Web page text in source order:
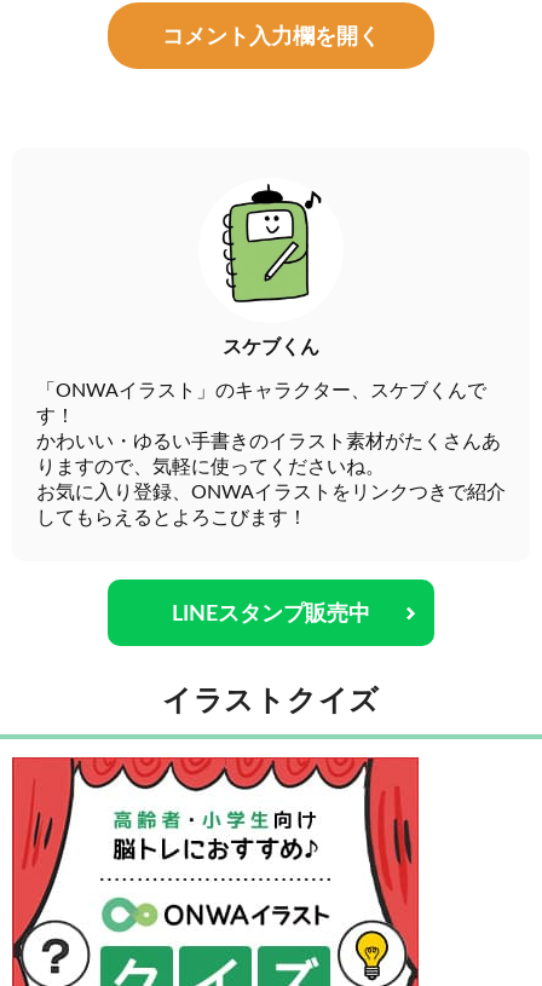
コメント入力欄を開く
スケブくん
「ONWAイラスト」のキャラクター、スケブくんで
す！
かわいい・ゆるい手書きのイラスト素材がたくさんあ
りますので、気軽に使ってくださいね。
お気に入り登録、ONWAイラストをリンクつきで紹介
してもらえるとよろこびます！
LINEスタンプ販売中
イラストクイズ